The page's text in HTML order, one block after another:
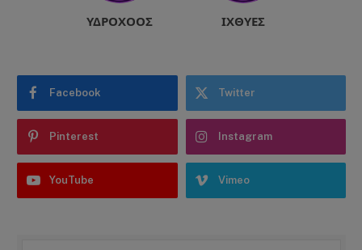
ΥΔΡΟΧΌΟΣ ΙΧΘΎΕΣ
Facebook Twitter
Pinterest Instagram
YouTube Vimeo